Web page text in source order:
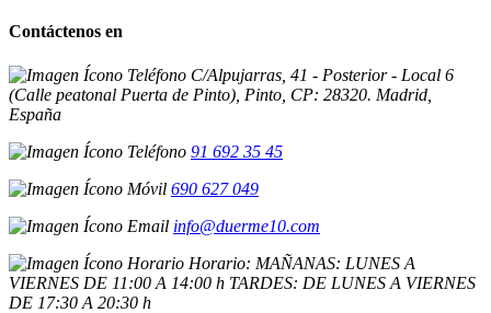
Contáctenos en
C/Alpujarras, 41 - Posterior - Local 6
(Calle peatonal Puerta de Pinto), Pinto, CP: 28320. Madrid,
España
91 692 35 45
690 627 049
info@duerme10.com
Horario: MAÑANAS: LUNES A
VIERNES DE 11:00 A 14:00 h TARDES: DE LUNES A VIERNES
DE 17:30 A 20:30 h